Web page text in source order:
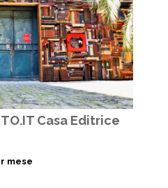
Casa Editrice
mese